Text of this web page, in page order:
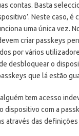
contas. Basta
Neste caso, é
uma única vez.
criar passkeys
por vários
desbloquear o
que lá estão
tem acesso
dispositivo com a
através das